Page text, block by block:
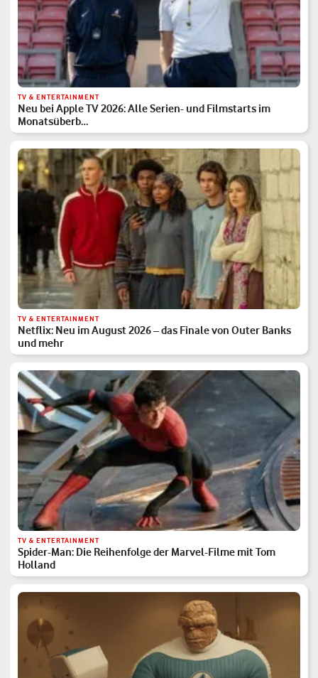
TV & ENTERTAINMENT
Neu bei Apple TV 2026: Alle Serien- und Filmstarts im
Monatsüberb…
TV & ENTERTAINMENT
Netflix: Neu im August 2026 – das Finale von Outer Banks
und mehr
TV & ENTERTAINMENT
Spider-Man: Die Reihenfolge der Marvel-Filme mit Tom
Holland